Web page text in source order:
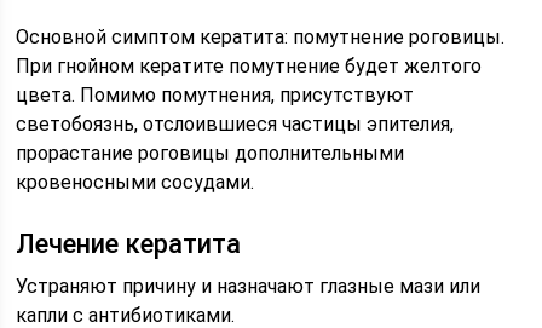
Основной симптом кератита: помутнение роговицы.
При гнойном кератите помутнение будет желтого
цвета. Помимо помутнения, присутствуют
светобоязнь, отслоившиеся частицы эпителия,
прорастание роговицы дополнительными
кровеносными сосудами.
Лечение кератита
Устраняют причину и назначают глазные мази или
капли с антибиотиками.